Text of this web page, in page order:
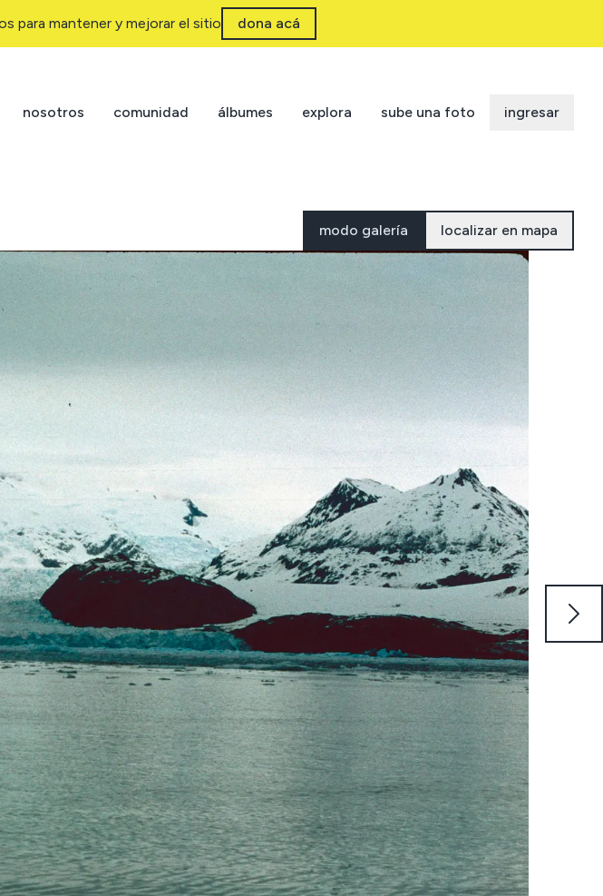
para mantener y mejorar el sitio dona acá
nosotros comunidad álbumes explora sube una foto ingresar
modo galería localizar en mapa